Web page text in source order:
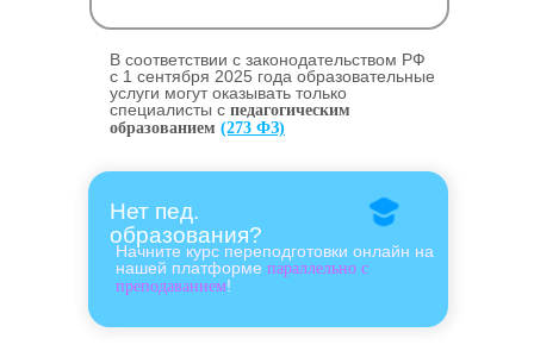
В соответствии с законодательством РФ
c 1 сентября 2025 года образовательные
услуги могут оказывать только
специалисты с педагогическим
образованием (273 ФЗ)
Начните курс переподготовки онлайн на
нашей платформе параллельно с
преподаванием!
Нет пед.
образования?
Нас выбрали 10 000+